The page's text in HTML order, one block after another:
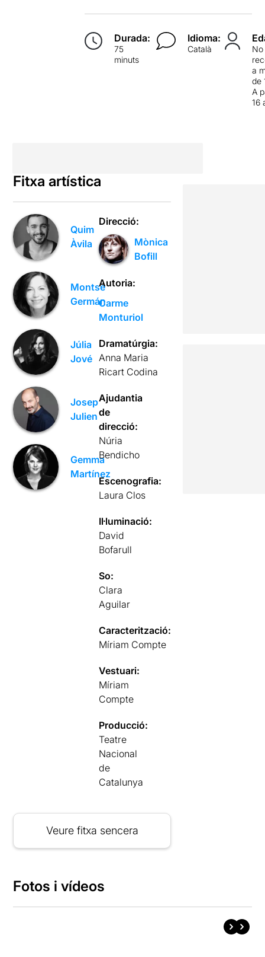
Durada:
75
minuts
Idioma:
Català
No
a
de
A
16
Fitxa artística
Quim
Àvila
Montse
Germán
Júlia
Jové
Josep
Julien
Gemma
Martínez
Direcció:
Mònica
Bofill
Autoria:
Carme
Monturiol
Dramatúrgia:
Anna Maria
Ricart Codina
Ajudantia
de
direcció:
Núria
Bendicho
Escenografia:
Laura Clos
Il·luminació:
David
Bofarull
So:
Clara
Aguilar
Caracterització:
Míriam Compte
Vestuari:
Míriam
Compte
Producció:
Teatre
Nacional
de
Catalunya
Veure fitxa sencera
Fotos i vídeos